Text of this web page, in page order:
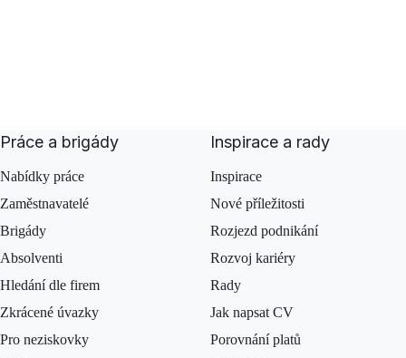
Práce a brigády
Nabídky práce
Zaměstnavatelé
Brigády
Absolventi
Hledání dle firem
Zkrácené úvazky
Pro neziskovky
Inspirace a rady
Inspirace
Nové příležitosti
Rozjezd podnikání
Rozvoj kariéry
Rady
Jak napsat CV
Porovnání platů